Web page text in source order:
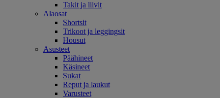
Takit ja liivit
Alaosat
Shortsit
Trikoot ja leggingsit
Housut
Asusteet
Päähineet
Käsineet
Sukat
Reput ja laukut
Varusteet